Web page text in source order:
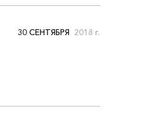
30 СЕНТЯБРЯ 2018 г.